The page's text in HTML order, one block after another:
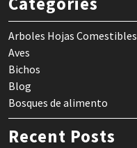
Arboles Hojas Comestibles
Aves
Bichos
Blog
Bosques de alimento
Recent Posts